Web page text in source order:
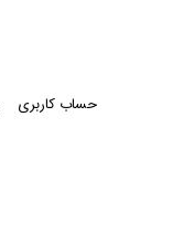
حساب کاربری